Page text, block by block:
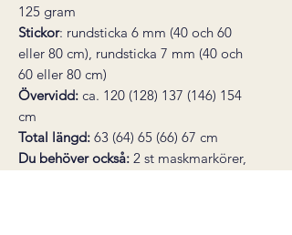
125 gram
Stickor: rundsticka 6 mm (40 och 60
eller 80 cm), rundsticka 7 mm (40 och
60 eller 80 cm)
Övervidd: ca. 120 (128) 137 (146) 154
cm
Total längd: 63 (64) 65 (66) 67 cm
Du behöver också: 2 st maskmarkörer,